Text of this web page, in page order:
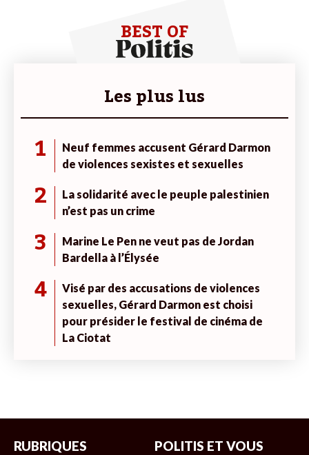
BEST OF
Les plus lus
1
Neuf femmes accusent Gérard Darmon
de violences sexistes et sexuelles
2
La solidarité avec le peuple palestinien
n’est pas un crime
3
Marine Le Pen ne veut pas de Jordan
Bardella à l’Élysée
4
Visé par des accusations de violences
sexuelles, Gérard Darmon est choisi
pour présider le festival de cinéma de
La Ciotat
RUBRIQUES POLITIS ET VOUS